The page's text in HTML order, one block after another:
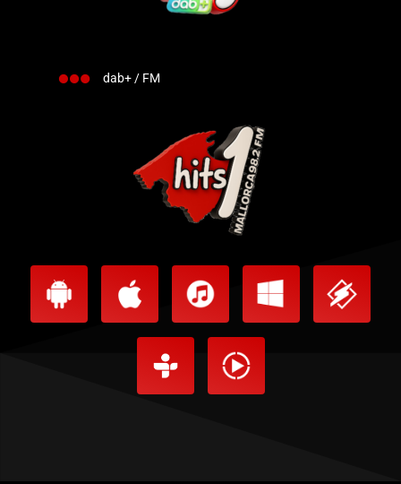
dab+ / FM